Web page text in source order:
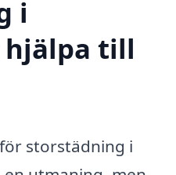
i
hjälpa till
storstädning i